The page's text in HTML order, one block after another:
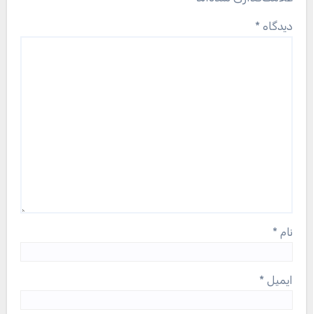
دیدگاه *
نام *
ایمیل *